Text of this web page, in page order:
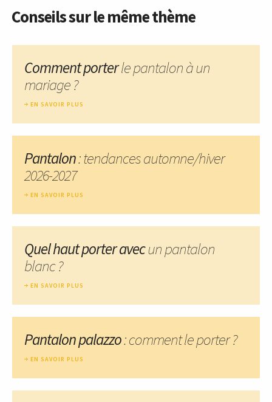
Conseils sur le même thème
Comment porterle pantalon à un
mariage ?
EN SAVOIR PLUS
Pantalon: tendances automne/hiver
2026-2027
EN SAVOIR PLUS
Quel haut porter avecun pantalon
blanc ?
EN SAVOIR PLUS
Pantalon palazzo: comment le porter ?
EN SAVOIR PLUS